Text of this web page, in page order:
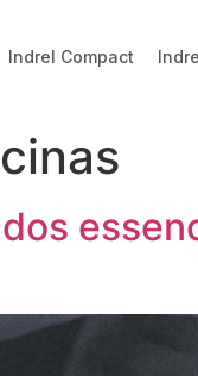
Indrel Compact